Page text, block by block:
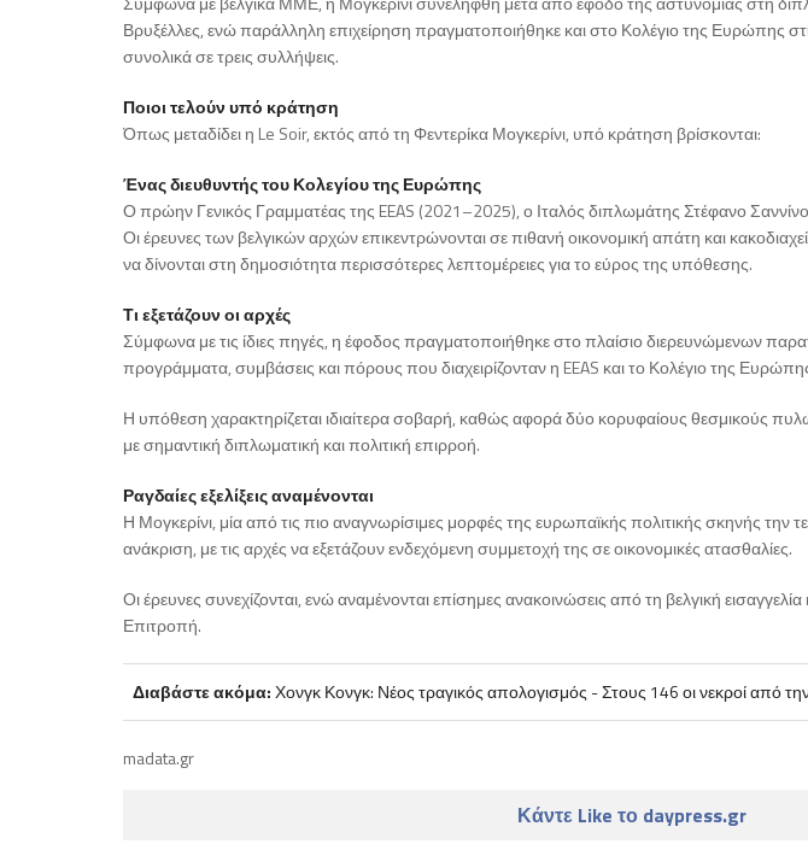
Βρυξέλλες, ενώ παράλληλη επιχείρηση πραγματοποιήθηκε και στο Κολέγιο της Ευρώπης
συνολικά σε τρεις συλλήψεις.
Ποιοι τελούν υπό κράτηση
Όπως μεταδίδει η Le Soir, εκτός από τη Φεντερίκα Μογκερίνι, υπό κράτηση βρίσκονται:
Ένας διευθυντής του Κολεγίου της Ευρώπης
Ο πρώην Γενικός Γραμματέας της EEAS (2021–2025), ο Ιταλός διπλωμάτης Στέφανο Σαννίνο
Οι έρευνες των βελγικών αρχών επικεντρώνονται σε πιθανή οικονομική απάτη και
να δίνονται στη δημοσιότητα περισσότερες λεπτομέρειες για το εύρος της υπόθεσης.
Τι εξετάζουν οι αρχές
Σύμφωνα με τις ίδιες πηγές, η έφοδος πραγματοποιήθηκε στο πλαίσιο διερευνώμενων
προγράμματα, συμβάσεις και πόρους που διαχειρίζονταν η EEAS και το Κολέγιο της
Η υπόθεση χαρακτηρίζεται ιδιαίτερα σοβαρή, καθώς αφορά δύο κορυφαίους θεσμικούς
με σημαντική διπλωματική και πολιτική επιρροή.
Ραγδαίες εξελίξεις αναμένονται
Η Μογκερίνι, μία από τις πιο αναγνωρίσιμες μορφές της ευρωπαϊκής πολιτικής σκηνής την
ανάκριση, με τις αρχές να εξετάζουν ενδεχόμενη συμμετοχή της σε οικονομικές ατασθαλίες.
Οι έρευνες συνεχίζονται, ενώ αναμένονται επίσημες ανακοινώσεις από τη βελγική
Επιτροπή.
Διαβάστε ακόμα:Χονγκ Κονγκ: Νέος τραγικός απολογισμός - Στους 146 οι νεκροί από
madata.gr
Κάντε Like το daypress.gr